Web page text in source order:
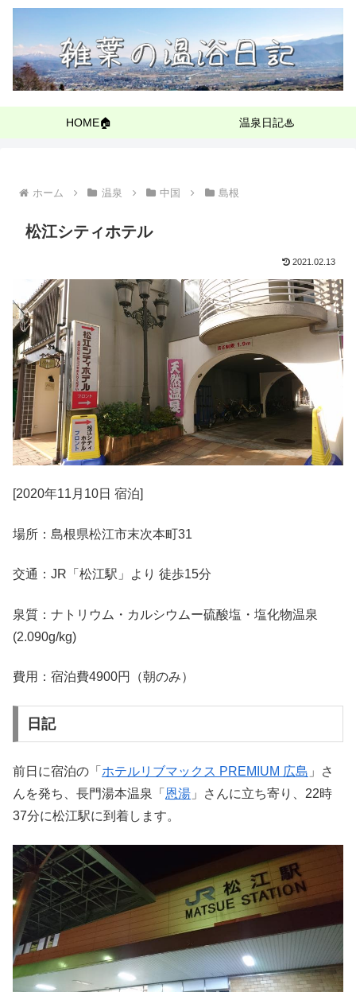
HOME🏠 温泉日記♨
ホーム 温泉 中国 島根
松江シティホテル
2021.02.13
[2020年11月10日 宿泊]
場所：島根県松江市末次本町31
交通：JR「松江駅」より 徒歩15分
泉質：ナトリウム・カルシウムー硫酸塩・塩化物温泉
(2.090g/kg)
費用：宿泊費4900円（朝のみ）
日記
前日に宿泊の「 ホテルリブマックス PREMIUM 広島 」さ
んを発ち、長門湯本温泉「 恩湯 」さんに立ち寄り、22時
37分に松江駅に到着します。